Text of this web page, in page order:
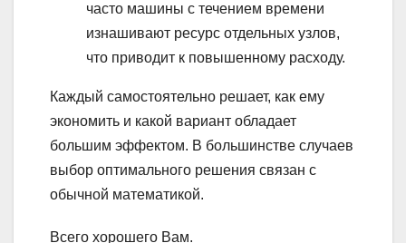
часто машины с течением времени
изнашивают ресурс отдельных узлов,
что приводит к повышенному расходу.
Каждый самостоятельно решает, как ему
экономить и какой вариант обладает
большим эффектом. В большинстве случаев
выбор оптимального решения связан с
обычной математикой.
Всего хорошего Вам.